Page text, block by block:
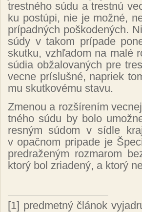
tres­tné­ho sú­du a tres­tnú
ku pos­tú­pi, nie je mož­né,
prí­pad­ných poš­ko­de­ných.
sú­dy v ta­kom prí­pa­de
skut­ku, vzhľa­dom na ma­lé
sú­dia ob­ža­lo­va­ných pre
vec­ne prís­luš­né, na­priek
mu skut­ko­vé­mu sta­vu.
Zme­nou a roz­ší­re­ním
tné­ho sú­du by bo­lo
res­ným sú­dom v síd­le
v opač­nom prí­pa­de je
pred­ra­že­ným roz­ma­rom
kto­rý bol zria­de­ný, a kto­rý
[1] pred­met­ný člá­nok